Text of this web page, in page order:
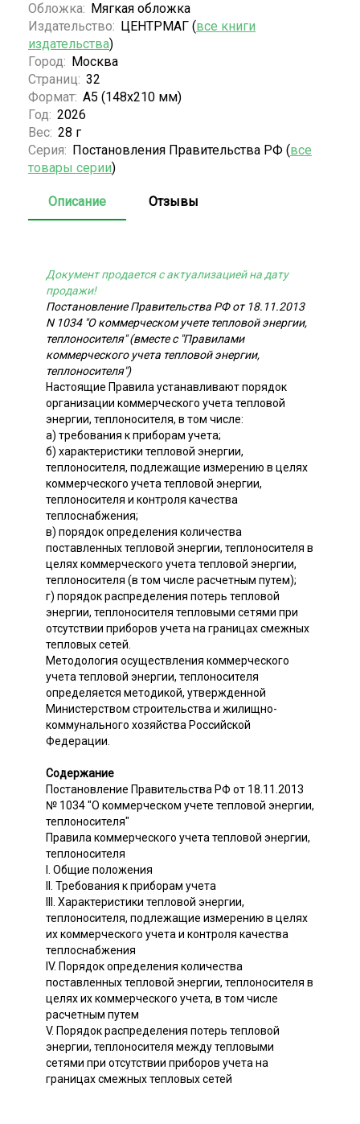
Обложка: Мягкая обложка
Издательство: ЦЕНТРМАГ (все книги
издательства)
Город: Москва
Страниц: 32
Формат: А5 (148x210 мм)
Год: 2026
Вес: 28 г
Серия: Постановления Правительства РФ (все
товары серии)
Описание Отзывы
Документ продается с актуализацией на дату
продажи!
Постановление Правительства РФ от 18.11.2013
N 1034 "О коммерческом учете тепловой энергии,
теплоносителя" (вместе с "Правилами
коммерческого учета тепловой энергии,
теплоносителя")
Настоящие Правила устанавливают порядок
организации коммерческого учета тепловой
энергии, теплоносителя, в том числе:
а) требования к приборам учета;
б) характеристики тепловой энергии,
теплоносителя, подлежащие измерению в целях
коммерческого учета тепловой энергии,
теплоносителя и контроля качества
теплоснабжения;
в) порядок определения количества
поставленных тепловой энергии, теплоносителя в
целях коммерческого учета тепловой энергии,
теплоносителя (в том числе расчетным путем);
г) порядок распределения потерь тепловой
энергии, теплоносителя тепловыми сетями при
отсутствии приборов учета на границах смежных
тепловых сетей.
Методология осуществления коммерческого
учета тепловой энергии, теплоносителя
определяется методикой, утвержденной
Министерством строительства и жилищно-
коммунального хозяйства Российской
Федерации.
Содержание
Постановление Правительства РФ от 18.11.2013
№ 1034 "О коммерческом учете тепловой энергии,
теплоносителя"
Правила коммерческого учета тепловой энергии,
теплоносителя
I. Общие положения
II. Требования к приборам учета
III. Характеристики тепловой энергии,
теплоносителя, подлежащие измерению в целях
их коммерческого учета и контроля качества
теплоснабжения
IV. Порядок определения количества
поставленных тепловой энергии, теплоносителя в
целях их коммерческого учета, в том числе
расчетным путем
V. Порядок распределения потерь тепловой
энергии, теплоносителя между тепловыми
сетями при отсутствии приборов учета на
границах смежных тепловых сетей